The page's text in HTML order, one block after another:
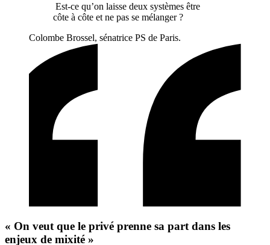
Est-ce qu’on laisse deux systèmes être
côte à côte et ne pas se mélanger ?
Colombe Brossel, sénatrice PS de Paris.
« On veut que le privé prenne sa part dans les
enjeux de mixité »